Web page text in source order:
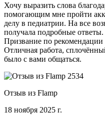
Хочу выразить слова
помогающим мне пройти
делу в педиатрии. На все
получала подробные
Призвание по
Отличная работа,
было с вами общаться.
Отзыв из Flamp
18 ноября 2025 г.